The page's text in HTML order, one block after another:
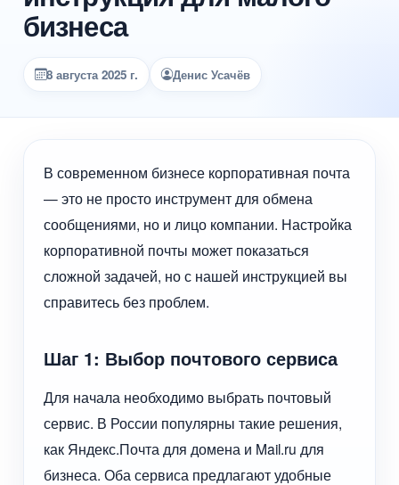
бизнеса
8 августа 2025 г. Денис Усачёв
В современном бизнесе корпоративная почта
— это не просто инструмент для обмена
сообщениями, но и лицо компании. Настройка
корпоративной почты может показаться
сложной задачей, но с нашей инструкцией вы
справитесь без проблем.
Шаг 1: Выбор почтового сервиса
Для начала необходимо выбрать почтовый
сервис. В России популярны такие решения,
как Яндекс.Почта для домена и Mail.ru для
бизнеса. Оба сервиса предлагают удобные